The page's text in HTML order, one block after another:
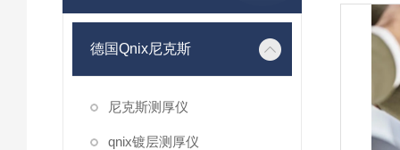
德国Qnix尼克斯
尼克斯测厚仪
qnix镀层测厚仪